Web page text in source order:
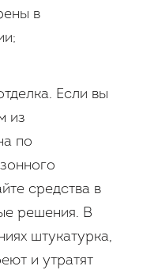
в
Если вы
из
по
средства в
решения. В
штукатурка,
и утратят